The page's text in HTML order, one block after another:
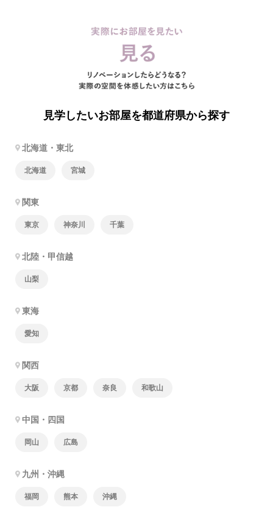
見学したいお部屋を都道府県から探す
北海道・東北
北海道 宮城
関東
東京 神奈川 千葉
北陸・甲信越
山梨
東海
愛知
関西
大阪 京都 奈良 和歌山
中国・四国
岡山 広島
九州・沖縄
福岡 熊本 沖縄